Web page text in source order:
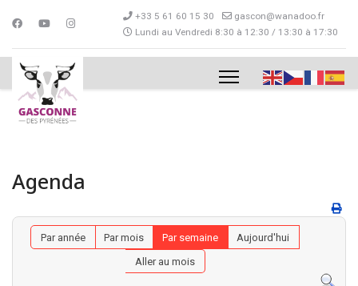
+33 5 61 60 15 30
gascon@wanadoo.fr
Lundi au Vendredi 8:30 à 12:30 / 13:30 à 17:30
Agenda
Par année Par mois Par semaine
Aujourd'hui
Aller au mois